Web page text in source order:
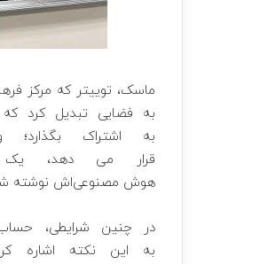
ماسک، توییتر که مرکز
به فضایی تبدیل کرد
به اشتراک
قرار می دهد، یک
هوش مصنوعی‌اش نوشته
به این نکته اشاره